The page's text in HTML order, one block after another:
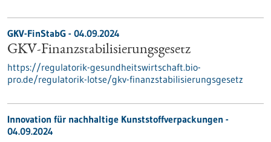
GKV-FinStabG - 04.09.2024
GKV-Finanzstabilisierungsgesetz
https://regulatorik-gesundheitswirtschaft.bio-
pro.de/regulatorik-lotse/gkv-finanzstabilisierungsgesetz
Innovation für nachhaltige Kunststoffverpackungen -
04.09.2024